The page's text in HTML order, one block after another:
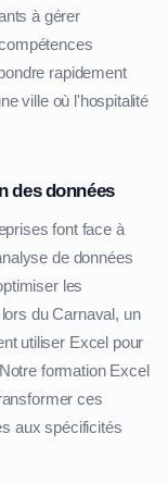
à gérer
rapidement
ville où l'hospitalité
des données
font face à
de données
les
du Carnaval, un
utiliser Excel pour
formation Excel
ces
aux spécificités